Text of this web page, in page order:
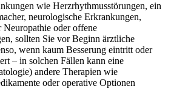
wie Herzrhythmusstörungen, ​ein
neurologische Erkrankungen,
⁢Neuropathie oder offene
sollten⁤ Sie vor Beginn ärztliche
‍wenn kaum Besserung eintritt oder
– ⁢in ⁣solchen‍ Fällen kann eine
andere Therapien wie
oder operative Optionen